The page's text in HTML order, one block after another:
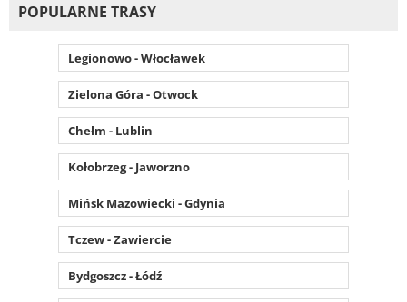
POPULARNE TRASY
Legionowo - Włocławek
Zielona Góra - Otwock
Chełm - Lublin
Kołobrzeg - Jaworzno
Mińsk Mazowiecki - Gdynia
Tczew - Zawiercie
Bydgoszcz - Łódź